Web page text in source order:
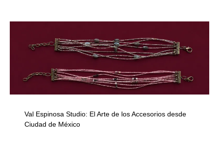
Val Espinosa Studio: El Arte de los Accesorios desde
Ciudad de México